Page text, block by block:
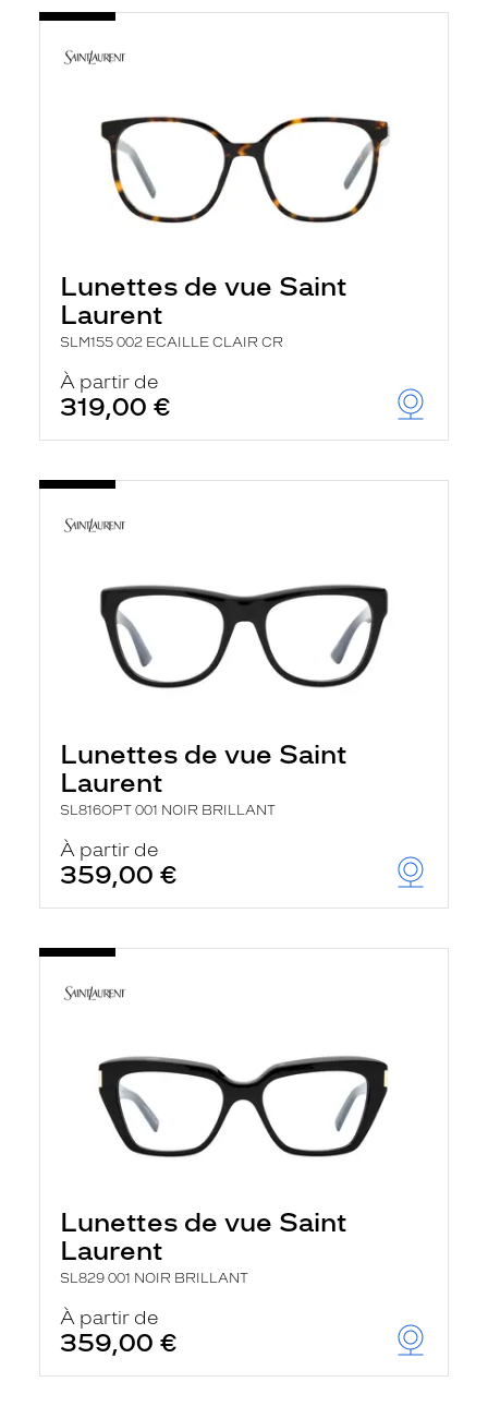
Lunettes de vue Saint
Laurent
SLM155 002 ECAILLE CLAIR CR
À partir de
319,00 €
Lunettes de vue Saint
Laurent
SL816OPT 001 NOIR BRILLANT
À partir de
359,00 €
Lunettes de vue Saint
Laurent
SL829 001 NOIR BRILLANT
À partir de
359,00 €